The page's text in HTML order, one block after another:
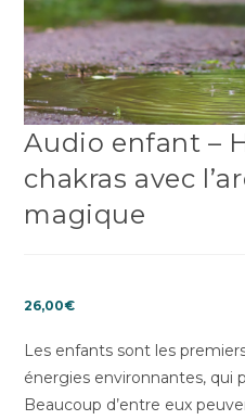
Audio enfant –
chakras avec
magique
26,00€
Les enfants sont les
énergies environnantes, qui
Beaucoup d’entre eux